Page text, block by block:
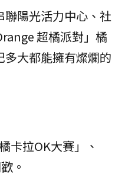
陽光活力中心、社
超橘派對」橘
大都能擁有燦爛的
卡拉OK大賽」、
。